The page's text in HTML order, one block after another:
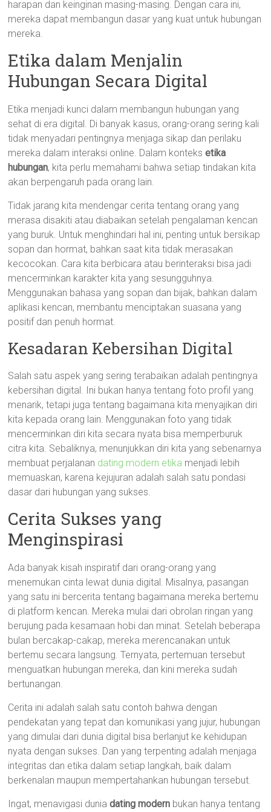
harapan dan keinginan masing-masing. Dengan cara ini,
mereka dapat membangun dasar yang kuat untuk hubungan
mereka.
Etika dalam Menjalin
Hubungan Secara Digital
Etika menjadi kunci dalam membangun hubungan yang
sehat di era digital. Di banyak kasus, orang-orang sering kali
tidak menyadari pentingnya menjaga sikap dan perilaku
mereka dalam interaksi online. Dalam konteksetika
hubungan, kita perlu memahami bahwa setiap tindakan kita
akan berpengaruh pada orang lain.
Tidak jarang kita mendengar cerita tentang orang yang
merasa disakiti atau diabaikan setelah pengalaman kencan
yang buruk. Untuk menghindari hal ini, penting untuk bersikap
sopan dan hormat, bahkan saat kita tidak merasakan
kecocokan. Cara kita berbicara atau berinteraksi bisa jadi
mencerminkan karakter kita yang sesungguhnya.
Menggunakan bahasa yang sopan dan bijak, bahkan dalam
aplikasi kencan, membantu menciptakan suasana yang
positif dan penuh hormat.
Kesadaran Kebersihan Digital
Salah satu aspek yang sering terabaikan adalah pentingnya
kebersihan digital. Ini bukan hanya tentang foto profil yang
menarik, tetapi juga tentang bagaimana kita menyajikan diri
kita kepada orang lain. Menggunakan foto yang tidak
mencerminkan diri kita secara nyata bisa memperburuk
citra kita. Sebaliknya, menunjukkan diri kita yang sebenarnya
membuat perjalanan dating modern etika menjadi lebih
memuaskan, karena kejujuran adalah salah satu pondasi
dasar dari hubungan yang sukses.
Cerita Sukses yang
Menginspirasi
Ada banyak kisah inspiratif dari orang-orang yang
menemukan cinta lewat dunia digital. Misalnya, pasangan
yang satu ini bercerita tentang bagaimana mereka bertemu
di platform kencan. Mereka mulai dari obrolan ringan yang
berujung pada kesamaan hobi dan minat. Setelah beberapa
bulan bercakap-cakap, mereka merencanakan untuk
bertemu secara langsung. Ternyata, pertemuan tersebut
menguatkan hubungan mereka, dan kini mereka sudah
bertunangan.
Cerita ini adalah salah satu contoh bahwa dengan
pendekatan yang tepat dan komunikasi yang jujur, hubungan
yang dimulai dari dunia digital bisa berlanjut ke kehidupan
nyata dengan sukses. Dan yang terpenting adalah menjaga
integritas dan etika dalam setiap langkah, baik dalam
berkenalan maupun mempertahankan hubungan tersebut.
Ingat, menavigasi duniadating modern bukan hanya tentang